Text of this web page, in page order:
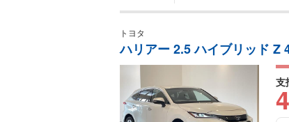
トヨタ
ハリアー 2.5 ハイブリッド Z
支